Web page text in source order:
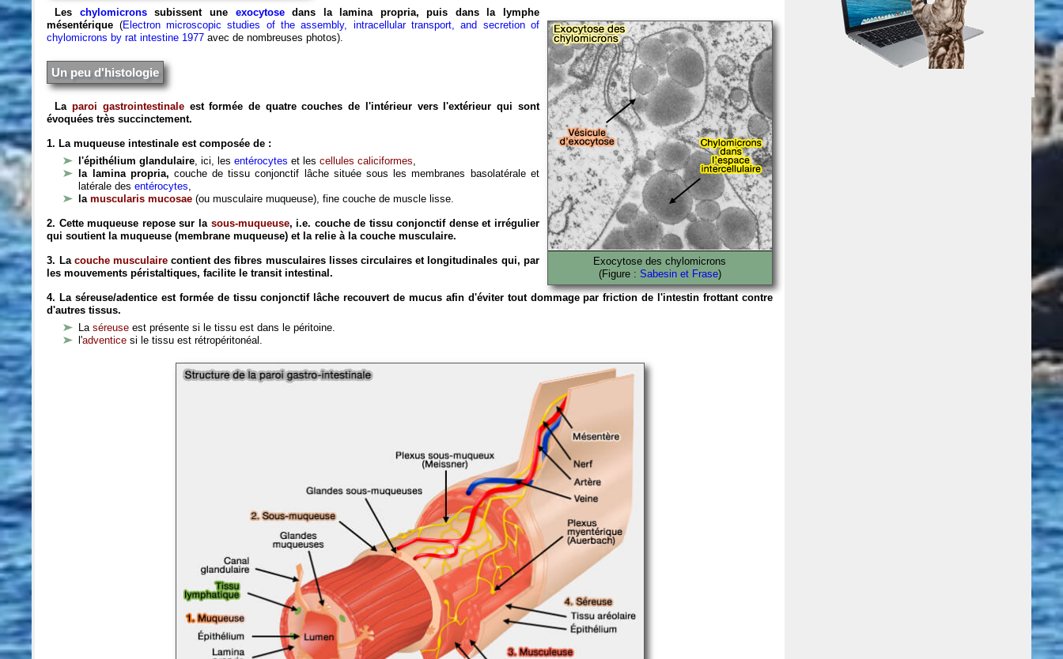
Exocytose des chylomicrons
(Figure : Sabesin et Frase)
Les chylomicronssubissent une exocytosedans la lamina propria, puis dans la lymphe
mésentérique (Electron microscopic studies of the assembly, intracellular transport, and secretion of
chylomicrons by rat intestine 1977 avec de nombreuses photos).
Un peu d'histologie
Laparoi gastrointestinaleest formée de quatre couches de l'intérieur vers l'extérieur qui sont
évoquées très succinctement.
1. La muqueuse intestinale est composée de :
l'épithélium glandulaire , ici, lesentérocytes et lescellules caliciformes
la lamina propria, couche de tissu conjonctif lâche située sous les membranes basolatérale et
latérale desentérocytes
lamuscularis mucosae (ou musculaire muqueuse), fine couche de muscle lisse.
2. Cette muqueuse repose sur la sous-muqueuse, i.e. couche de tissu conjonctif dense et irrégulier
qui soutient la muqueuse (membrane muqueuse) et la relie à la couche musculaire.
3. La couche musculairecontient des fibres musculaires lisses circulaires et longitudinales qui, par
les mouvements péristaltiques, facilite le transit intestinal.
4. La séreuse/adentice est formée de tissu conjonctif lâche recouvert de mucus afin d'éviter tout dommage par friction de l'intestin frottant contre
d'autres tissus.
Laséreuse est présente si le tissu est dans le péritoine.
l'adventicesi le tissu est rétropéritonéal.